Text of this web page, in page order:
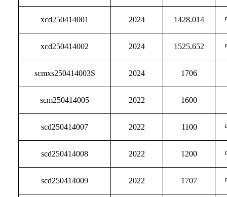
xcd250414001 2024 1428.014
xcd250414002 2024 1525.652
scmxs250414003S 2024 1706
scm250414005 2022 1600
scd250414007 2022 1100
scd250414008 2022 1200
scd250414009 2022 1707